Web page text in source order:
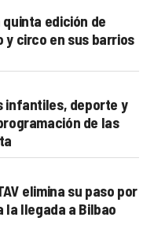
edición de
y circo en sus barrios
infantiles, deporte y
de las
elimina su paso por
la llegada a Bilbao